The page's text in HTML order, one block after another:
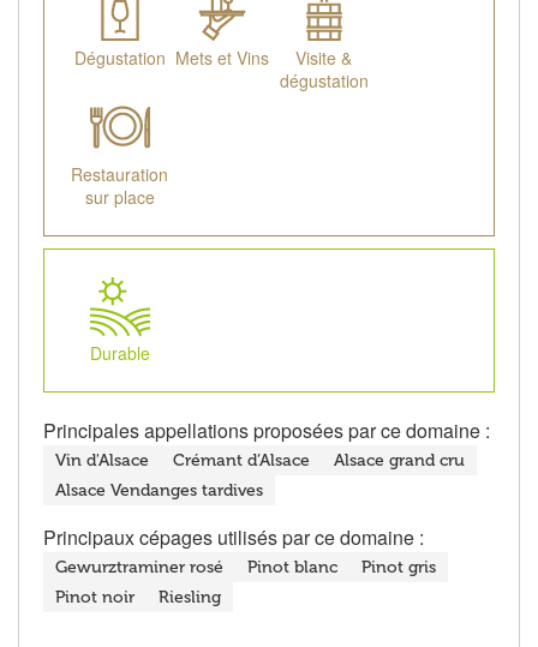
Dégustation Mets et Vins
Visite &
dégustation
Restauration
sur place
Durable
Principales appellations proposées par ce domaine :
Vin d'Alsace Crémant d’Alsace
Alsace grand cru
Alsace Vendanges tardives
Principaux cépages utilisés par ce domaine :
Gewurztraminer rosé Pinot blanc
Pinot gris
Pinot noir
Riesling